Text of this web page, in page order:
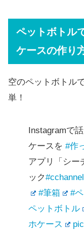
ペットボトル
ケースの作り
空のペットボトル
単！
Instagramで
ケースを #作
アプリ「シー
ック#cchannel
#筆箱
#
ペットボトル
ホケース